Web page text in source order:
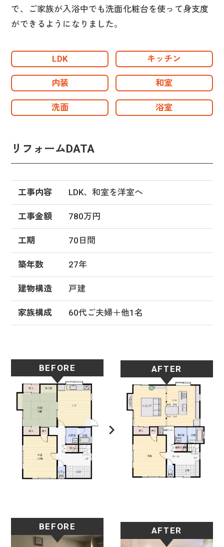
で、ご家族が入浴中でも洗面化粧台を使って身支度
ができるようになりました。
LDK キッチン
内装 和室
洗面 浴室
リフォームDATA
工事内容 LDK、和室を洋室へ
工事金額 780万円
工期 70日間
築年数 27年
建物構造 戸建
家族構成 60代ご夫婦＋他1名
BEFORE AFTER
BEFORE AFTER